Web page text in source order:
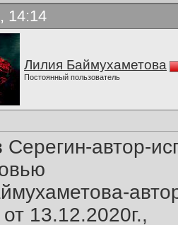
14:14
Лилия Баймухаметова
Постоянный пользователь
Серегин-автор-
13.12.2020г.,